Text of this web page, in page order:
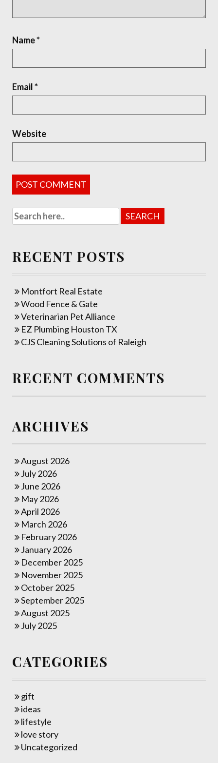
Name*
Email*
Website
RECENT POSTS
Montfort Real Estate
Wood Fence & Gate
Veterinarian Pet Alliance
EZ Plumbing Houston TX
CJS Cleaning Solutions of Raleigh
RECENT COMMENTS
ARCHIVES
August 2026
July 2026
June 2026
May 2026
April 2026
March 2026
February 2026
January 2026
December 2025
November 2025
October 2025
September 2025
August 2025
July 2025
CATEGORIES
gift
ideas
lifestyle
love story
Uncategorized